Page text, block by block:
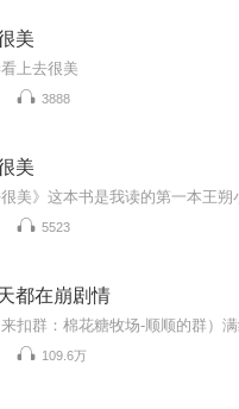
美
上去很美
3888
美
5523
都在崩剧情
109.6万